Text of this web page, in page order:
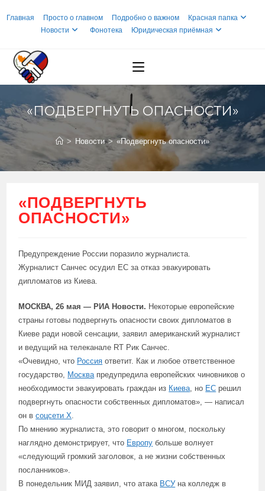
Главная Просто о главном Подробно о важном
Красная папка
Новости
Фонотека Юридическая приёмная
«ПОДВЕРГНУТЬ ОПАСНОСТИ»
> Новости > «Подвергнуть опасности»
«ПОДВЕРГНУТЬ
ОПАСНОСТИ»
Предупреждение России поразило журналиста.
Журналист Санчес осудил ЕС за отказ эвакуировать
дипломатов из Киева.
МОСКВА, 26 мая — РИА Новости. Некоторые европейские
страны готовы подвергнуть опасности своих дипломатов в
Киеве ради новой сенсации, заявил американский журналист
и ведущий на телеканале RT Рик Санчес.
«Очевидно, что Россия ответит. Как и любое ответственное
государство, Москвапредупредила европейских чиновников о
необходимости эвакуировать граждан из Киева, но ЕС решил
подвергнуть опасности собственных дипломатов», — написал
он всоцсети X.
По мнению журналиста, это говорит о многом, поскольку
наглядно демонстрирует, что Европу больше волнует
«следующий громкий заголовок, а не жизни собственных
посланников».
В понедельник МИД заявил, что атака ВСУна колледж в